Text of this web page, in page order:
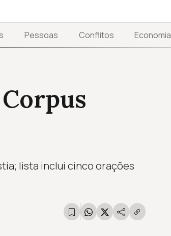
Pessoas Conflitos Economia
lista inclui cinco orações